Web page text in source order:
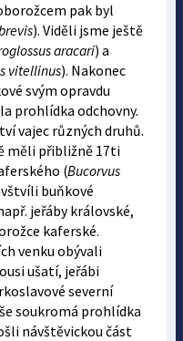
pak byl
). Viděli jsme ještě
aracari) a
vitellinus). Nakonec
svým opravdu
prohlídka odchovny.
vajec různých druhů.
měli přibližně 17ti
(Bucorvus
buňkové
jeřáby královské,
kaferské.
venku obývali
ušatí, jeřábi
severní
soukromá prohlídka
návštěvickou část